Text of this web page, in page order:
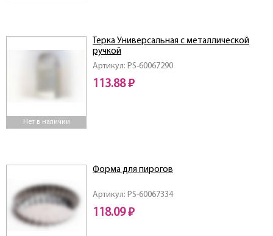
Нет в наличии
Артикул: PS-60067290
Терка Универсальная с металлической
ручкой
113.88 ₽
Артикул: PS-60067334
Форма для пирогов
118.09 ₽